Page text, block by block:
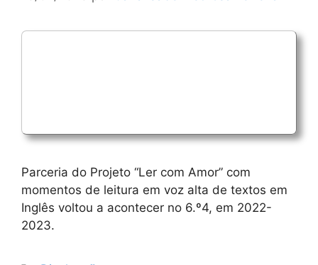
Parceria do Projeto “Ler com Amor” com
momentos de leitura em voz alta de textos em
Inglês voltou a acontecer no 6.º4, em 2022-
2023.